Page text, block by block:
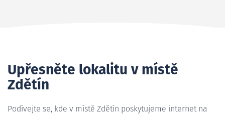
Upřesněte lokalitu v místě
Zdětín
Podívejte se, kde v místě Zdětín poskytujeme internet na